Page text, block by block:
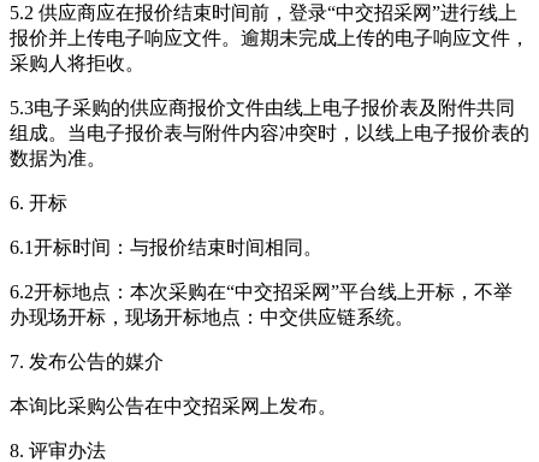
5.2 供应商应在报价结束时间前，登录“中交招采网”进行线上
报价并上传电子响应文件。逾期未完成上传的电子响应文件，
采购人将拒收。
5.3电子采购的供应商报价文件由线上电子报价表及附件共同
组成。当电子报价表与附件内容冲突时，以线上电子报价表的
数据为准。
6. 开标
6.1开标时间：与报价结束时间相同。
6.2开标地点：本次采购在“中交招采网”平台线上开标，不举
办现场开标，现场开标地点：中交供应链系统。
7. 发布公告的媒介
本询比采购公告在中交招采网上发布。
8. 评审办法